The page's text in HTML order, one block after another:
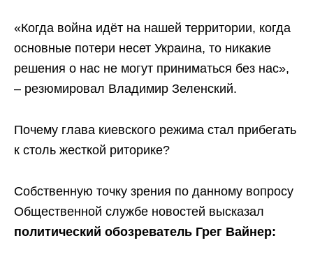
«Когда война идёт на нашей территории, когда
основные потери несет Украина, то никакие
решения о нас не могут приниматься без нас»,
– резюмировал Владимир Зеленский.
Почему глава киевского режима стал прибегать
к столь жесткой риторике?
Собственную точку зрения по данному вопросу
Общественной службе новостей высказал
политический обозреватель Грег Вайнер: